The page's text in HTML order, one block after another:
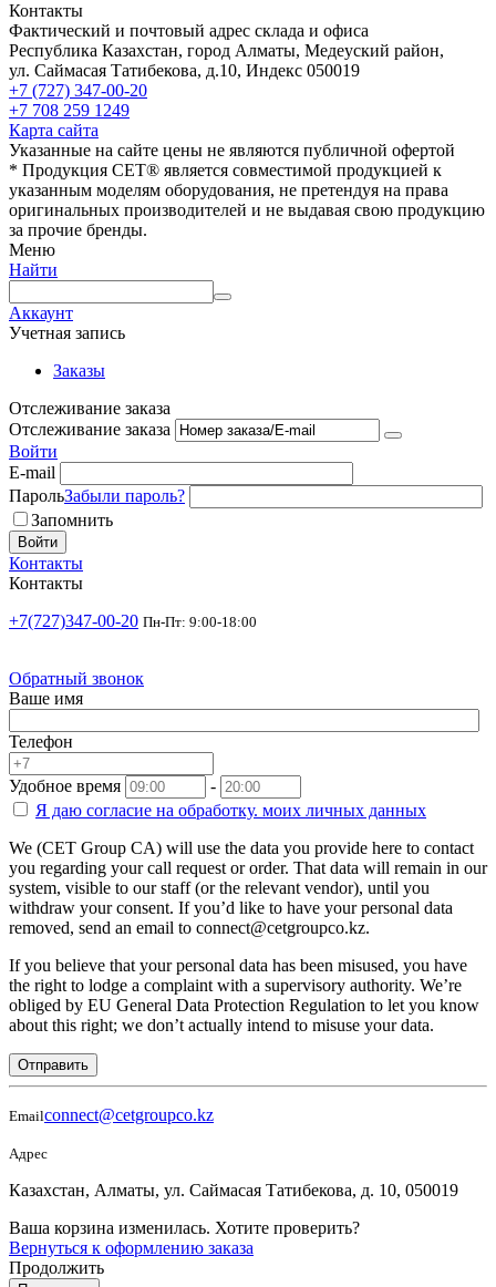
Контакты
Фактический и почтовый адрес склада и офиса
Республика Казахстан, город Алматы, Медеуский район,
ул. Саймасая Татибекова, д.10, Индекс 050019
+7 (727) 347-00-20
+7 708 259 1249
Карта сайта
Указанные на сайте цены не являются публичной офертой
* Продукция СЕТ® является совместимой продукцией к
указанным моделям оборудования, не претендуя на права
оригинальных производителей и не выдавая свою продукцию
за прочие бренды.
Меню
Найти
Аккаунт
Учетная запись
Заказы
Отслеживание заказа
Отслеживание заказа
Войти
E-mail
ПарольЗабыли пароль?
Запомнить
Войти
Контакты
Контакты
+7(727)347-00-20 Пн-Пт: 9:00-18:00
Обратный звонок
Ваше имя
Телефон
Удобное время
-
Я даю согласие на обработку. моих личных данных
We (CET Group CA) will use the data you provide here to contact
you regarding your call request or order. That data will remain in our
system, visible to our staff (or the relevant vendor), until you
withdraw your consent. If you’d like to have your personal data
removed, send an email to connect@cetgroupco.kz.
If you believe that your personal data has been misused, you have
the right to lodge a complaint with a supervisory authority. We’re
obliged by EU General Data Protection Regulation to let you know
about this right; we don’t actually intend to misuse your data.
Отправить
Emailconnect@cetgroupco.kz
Адрес
Казахстан, Алматы, ул. Саймасая Татибекова, д. 10, 050019
Ваша корзина изменилась. Хотите проверить?
Вернуться к оформлению заказа
Продолжить